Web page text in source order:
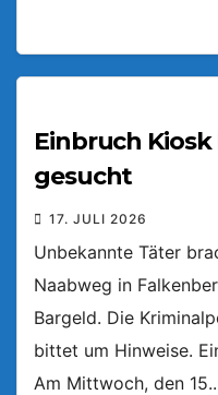
Einbruch
gesucht
17. JULI 2026
Unbekannte Täter
Naabweg in
Bargeld. Die
bittet um Hinweise.
Am Mittwoch, den